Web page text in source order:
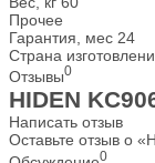
Прочее
Гарантия, мес 24
Страна
Отзывы0
HIDEN
Написать отзыв
Оставьте отзыв о
0